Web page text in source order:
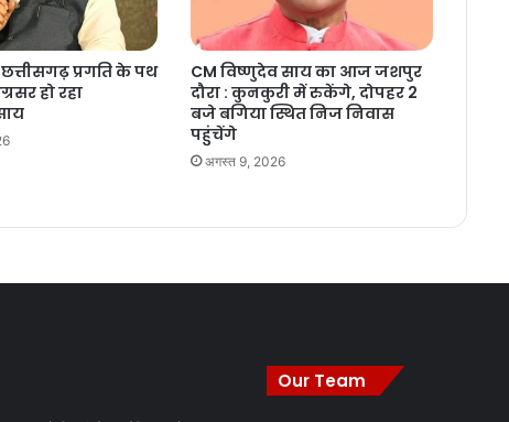
प्रगति के पथ
हो रहा
CM विष्णुदेव साय का आज जशपुर
दौरा : कुनकुरी में रुकेंगे, दोपहर 2
बजे बगिया स्थित निज निवास
पहुंचेंगे
अगस्त 9, 2026
Our Team